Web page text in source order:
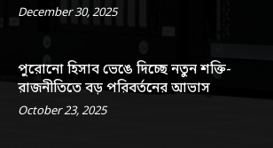
December 30, 2025
পুরোনো হিসাব ভেঙে দিচ্ছে নতুন শক্তি-
রাজনীতিতে বড় পরিবর্তনের আভাস
October 23, 2025